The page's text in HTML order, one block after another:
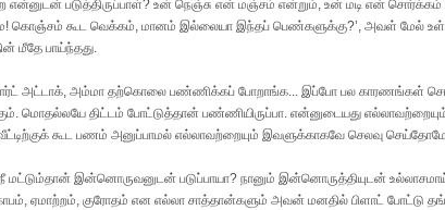
என்னுடன் படுத்திருப்பாள்? உன் நெஞ்சு என் மஞ்சம் என்றும், உன் மடி என்
கொஞ்சம் கூட வெக்கம், மானம் இல்லையா இந்தப் பெண்களுக்கு?’, அவள் மேல்
மீதே பாய்ந்தது.
அட்டாக், அம்மா தற்கொலை பண்ணிக்கப் போறாங்க... இப்போ பல காரணங்கள்
மொதல்லயே திட்டம் போட்டுத்தான் பண்ணியிருப்பா. என்னுடையது
கூட பணம் அனுப்பாமல் எல்லாவற்றையும் இவளுக்காகவே செலவு
நீ மட்டும்தான் இன்னொருவனுடன் படுப்பாயா? நானும் இன்னொருத்தியுடன்
ஏமாற்றம், குரோதம் என எல்லா சாத்தான்களும் அவன் மனதில் பிளாட் போட்டு